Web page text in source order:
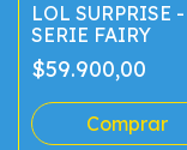
LOL SURPRISE -
SERIE FAIRY
$59.900,00